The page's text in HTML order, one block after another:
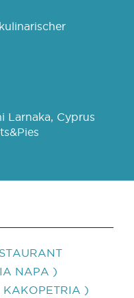
Larnaka, Cyprus
NAPA )
KAKOPETRIA )